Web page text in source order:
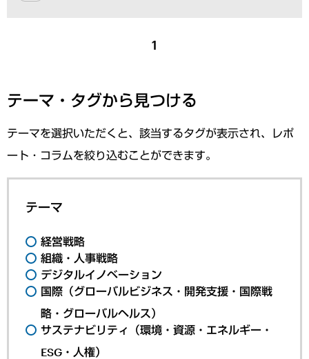
1
テーマ・タグから見つける
テーマを選択いただくと、該当するタグが表示され、レポ
ート・コラムを絞り込むことができます。
テーマ
経営戦略
組織・人事戦略
デジタルイノベーション
国際（グローバルビジネス・開発支援・国際戦
略・グローバルヘルス）
サステナビリティ（環境・資源・エネルギー・
ESG・人権）